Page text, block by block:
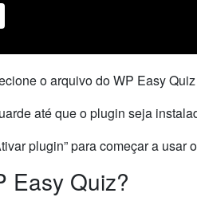
o arquivo do WP Easy
até que o plugin seja
plugin” para começar a usar
Easy Quiz?